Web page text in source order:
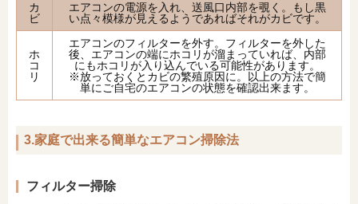
カ
ビ
エアコンの電源を入れ、送風口内部を覗く。もし黒
い点々模様が見えるようであればそれがカビです。
ホ
コ
リ
エアコンのフィルターを外す。フィルターを外した
後、エアコンの端にホコリが溜まっていれば、内部
にもホコリが入り込んでいる可能性があります。
※放っておくとカビの繁殖原因に。以上の方法で簡
単にご自宅のエアコンの状態を確認出来ます。
3.家庭で出来る簡単なエアコン掃除法
フィルター掃除